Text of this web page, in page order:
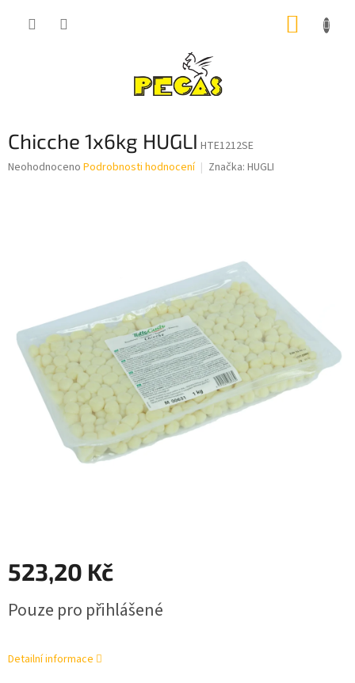
Chicche 1x6kg HUGLI HTE1212SE
Průměrné
Neohodnoceno Podrobnosti hodnocení Značka: HUGLI
523,20 Kč
cena:
Pouze pro přihlášené
Detailní informace